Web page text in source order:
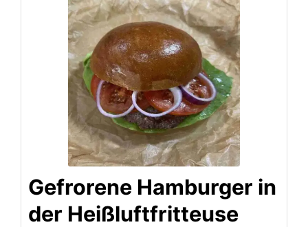
Gefrorene Hamburger in
der Heißluftfritteuse